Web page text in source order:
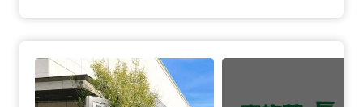
桐ヶ谷斎場の詳細へ